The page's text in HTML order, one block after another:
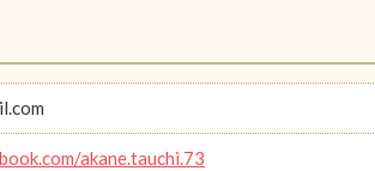
akane.tauchi.73